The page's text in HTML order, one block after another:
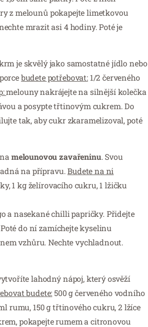
z melounů pokapejte limetkovou
mrazit asi 4 hodiny. Poté je
je skvělý jako samostatné jídlo nebo
budete potřebovat:1/2 červeného
melouny nakrájejte na silnější kolečka
a posypte třtinovým cukrem. Do
tak, aby cukr zkaramelizoval, poté
melounovou zavařeninu. Svou
na přípravu.Budete na ni
1 kg želírovacího cukru, 1 lžičku
a nasekané chilli papričky. Přidejte
do ní zamíchejte kyselinu
vzhůru. Nechte vychladnout.
lahodný nápoj, který osvěží
budete:500 g červeného vodního
rumu, 150 g třtinového cukru, 2 lžíce
pokapejte rumem a citronovou